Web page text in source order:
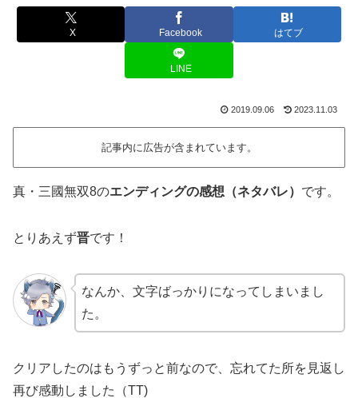
X Facebook はてブ
LINE
2019.09.06 2023.11.03
記事内に広告が含まれています。
真・三國無双8のエンディングの感想（ネタバレ） です。
とりあえず晋です！
なんか、文字ばっかりになってしまいまし
た。
クリアしたのはもうずっと前なので、忘れてた所を見返し
再び感動しました（TT)